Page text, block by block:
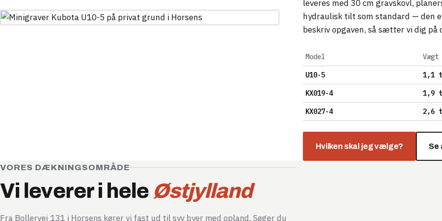
leveres med 30 cm gravskovl,
hydraulisk tilt som standard — den
beskriv opgaven, så sætter vi dig på
Model Vægt
U10-5 1,1
KX019-4 1,9
KX027-4 2,6
Hvilken skal jeg vælge? Se
VORES DÆKNINGSOMRÅDE
Vi leverer i hele Østjylland
Fra Bollervej 131 i Horsens kører vi fast ud til syv byer med opland. Søger du